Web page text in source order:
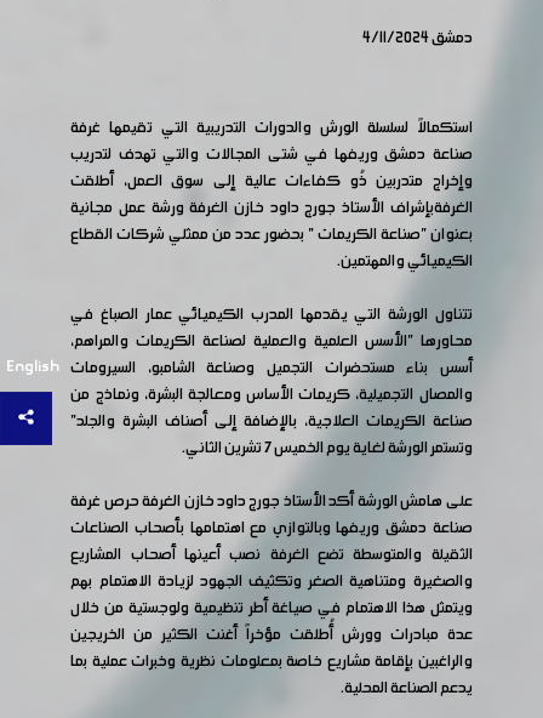
English
دمشق 4/11/2024
استكمالاً لسلسلة الورش والدورات التدريبية التي تقيمها غرفة
صناعة دمشق وريفها في شتى المجالات والتي تهدف لتدريب
وإخراج متدربين ذُو كفاءات عالية إلى سوق العمل، أطلقت
الغرفةبإشراف الأستاذ جورج داود خازن الغرفة ورشة عمل مجانية
بعنوان "صناعة الكريمات " بحضور عدد من ممثلي شركات القطاع
الكيميائي والمهتمين.
تتناول الورشة التي يقدمها المدرب الكيميائي عمار الصباغ في
محاورها "الأسس العلمية والعملية لصناعة الكريمات والمراهم،
أسس بناء مستحضرات التجميل وصناعة الشامبو، السيرومات
والمصال التجميلية، كريمات الأساس ومعالجة البشرة، ونماذج من
صناعة الكريمات العلاجية، بالإضافة إلى أصناف البشرة والجلد"
وتستمر الورشة لغاية يوم الخميس 7 تشرين الثاني.
على هامش الورشة أكد الأستاذ جورج داود خازن الغرفة حرص غرفة
صناعة دمشق وريفها وبالتوازي مع اهتمامها بأصحاب الصناعات
الثقيلة والمتوسطة تضع الغرفة نصب أعينها أصحاب المشاريع
والصغيرة ومتناهية الصغر وتكثيف الجهود لزيادة الاهتمام بهم
ويتمثل هذا الاهتمام في صياغة أطر تنظيمية ولوجستية من خلال
عدة مبادرات وورش أُطلقت مؤخراً أغنت الكثير من الخريجين
والراغبين بإقامة مشاريع خاصة بمعلومات نظرية وخبرات عملية بما
يدعم الصناعة المحلية.